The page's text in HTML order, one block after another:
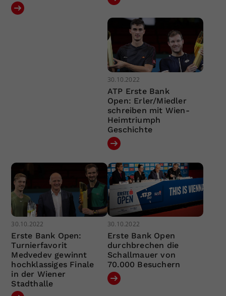
30.10.2022
ATP Erste Bank
Open: Erler/Miedler
schreiben mit Wien-
Heimtriumph
Geschichte
30.10.2022
Erste Bank Open:
Turnierfavorit
Medvedev gewinnt
hochklassiges Finale
in der Wiener
Stadthalle
30.10.2022
Erste Bank Open
durchbrechen die
Schallmauer von
70.000 Besuchern